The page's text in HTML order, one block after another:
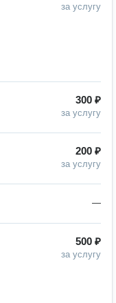
за услугу
300 ₽
за услугу
200 ₽
за услугу
—
500 ₽
за услугу